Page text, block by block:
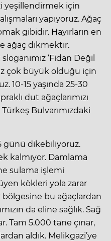
yeşillendirmek için
yapıyoruz. Ağaç
gibidir. Hayırların en
ağaç dikmektir.
‘Fidan Değil
çok büyük olduğu için
10-15 yaşında 25-30
dut ağaçlarımızı
Bulvarımızdaki
günü dikebiliyoruz.
kalmıyor. Damlama
sulama işlemi
kökleri yola zarar
bu ağaçlardan
da eline sağlık. Sağ
Tam 5.000 tane çınar,
aldık. Melikgazi’ye